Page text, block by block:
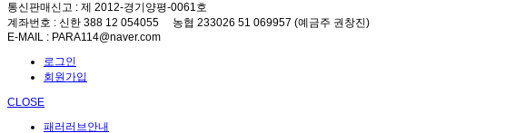
통신판매신고 : 제 2012-경기양평-0061호
계좌번호 : 신한 388 12 054055 농협 233026 51 069957 (예금주 권창진)
E-MAIL : PARA114@naver.com
로그인
회원가입
CLOSE
패러러브안내